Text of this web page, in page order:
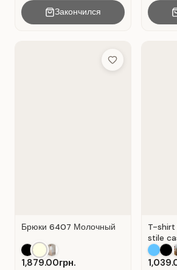
Закончился
Add to Wish List
Брюки 6407 Молочный
1,879.00грн.
T-shirt
stile